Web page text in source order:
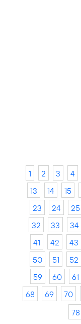
1 2 3 4
13
14 15
23
24 25
32
33 34
41
42 43
50
51 52
59
60 61
68
69 70
78